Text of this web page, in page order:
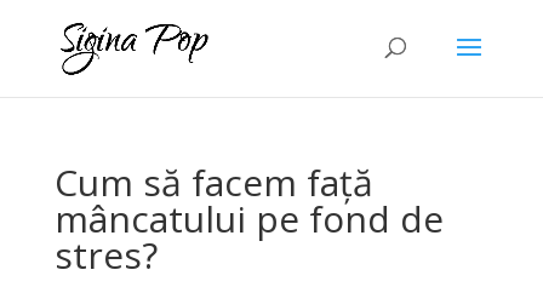
Cum să facem față
mâncatului pe fond de
stres?